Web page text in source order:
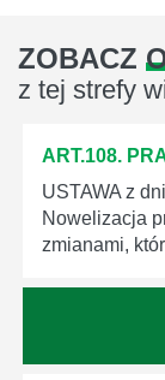
ZOBACZ
z tej strefy
ART.108.
USTAWA z
Nowelizacja
zmianami,